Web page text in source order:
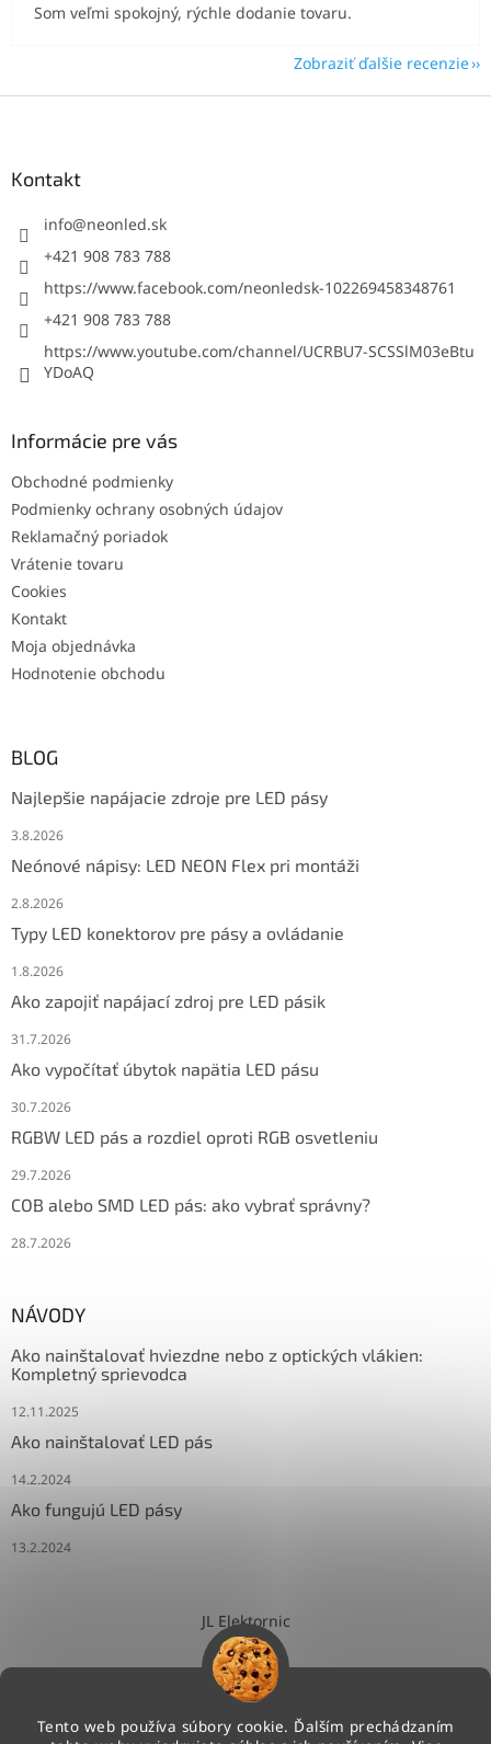
Tento web používa súbory cookie. Ďalším prechádzaním
Som veľmi spokojný, rýchle dodanie tovaru.
Zobraziť ďalšie recenzie
Kontakt
info@neonled.sk
+421 908 783 788
https://www.facebook.com/neonledsk-102269458348761
+421 908 783 788
https://www.youtube.com/channel/UCRBU7-SCSSlM03eBtu
YDoAQ
Informácie pre vás
Obchodné podmienky
Podmienky ochrany osobných údajov
Reklamačný poriadok
Vrátenie tovaru
Cookies
Kontakt
Moja objednávka
Hodnotenie obchodu
BLOG
Najlepšie napájacie zdroje pre LED pásy
3.8.2026
Neónové nápisy: LED NEON Flex pri montáži
2.8.2026
Typy LED konektorov pre pásy a ovládanie
1.8.2026
Ako zapojiť napájací zdroj pre LED pásik
31.7.2026
Ako vypočítať úbytok napätia LED pásu
30.7.2026
RGBW LED pás a rozdiel oproti RGB osvetleniu
29.7.2026
COB alebo SMD LED pás: ako vybrať správny?
28.7.2026
NÁVODY
Ako nainštalovať hviezdne nebo z optických vlákien:
Kompletný sprievodca
12.11.2025
Ako nainštalovať LED pás
14.2.2024
Ako fungujú LED pásy
13.2.2024
JL Elektornic